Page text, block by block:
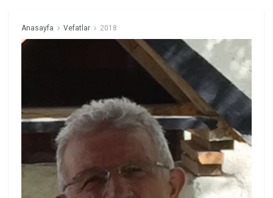
Anasayfa Vefatlar 2018